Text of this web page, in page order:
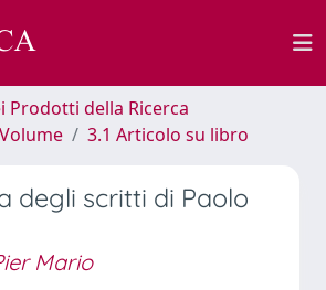
Prodotti della Ricerca
3.1 Articolo su libro
degli scritti di Paolo
Mario